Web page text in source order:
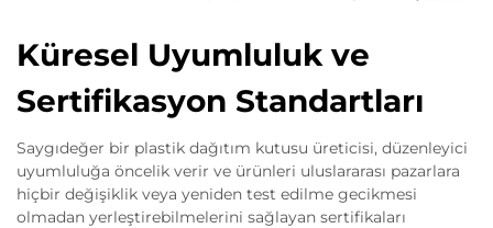
Küresel Uyumluluk ve
Sertifikasyon Standartları
Saygıdeğer bir plastik dağıtım kutusu üreticisi, düzenleyici
uyumluluğa öncelik verir ve ürünleri uluslararası pazarlara
hiçbir değişiklik veya yeniden test edilme gecikmesi
olmadan yerleştirebilmelerini sağlayan sertifikaları